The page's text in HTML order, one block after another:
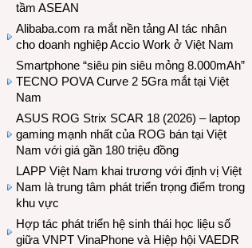
tầm ASEAN
Alibaba.com ra mắt nền tảng AI tác nhân
cho doanh nghiệp Accio Work ở Việt Nam
Smartphone “siêu pin siêu mỏng 8.000mAh”
TECNO POVA Curve 2 5Gra mắt tại Việt
Nam
ASUS ROG Strix SCAR 18 (2026) – laptop
gaming mạnh nhất của ROG bán tại Việt
Nam với giá gần 180 triệu đồng
LAPP Việt Nam khai trương với định vị Việt
Nam là trung tâm phát triển trọng điểm trong
khu vực
Hợp tác phát triển hệ sinh thái học liệu số
giữa VNPT VinaPhone và Hiệp hội VAEDR